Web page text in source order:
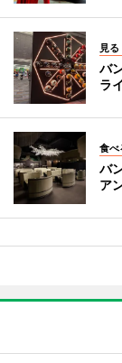
見
バ
ラ
食べ
バ
ア